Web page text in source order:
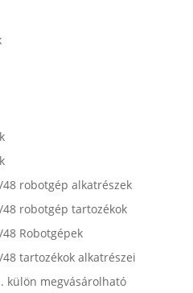
robotgép alkatrészek
robotgép tartozékok
Robotgépek
tartozékok alkatrészei
külön megvásárolható